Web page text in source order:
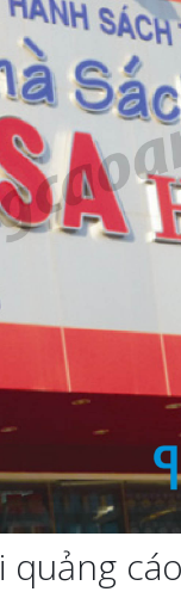
quảng
Làm
Vinh
Mẫu biển
phê bằng
Mẫu
vintage
Làm
Binh đẹp
Làm
Giang
Bảng gỗ